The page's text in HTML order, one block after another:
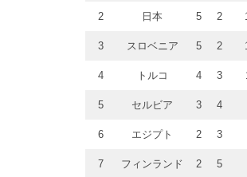
2 日本 5 2
3 スロベニア 5 2
4 トルコ 4 3
5 セルビア 3 4
6 エジプト 2 3
7 フィンランド 2 5